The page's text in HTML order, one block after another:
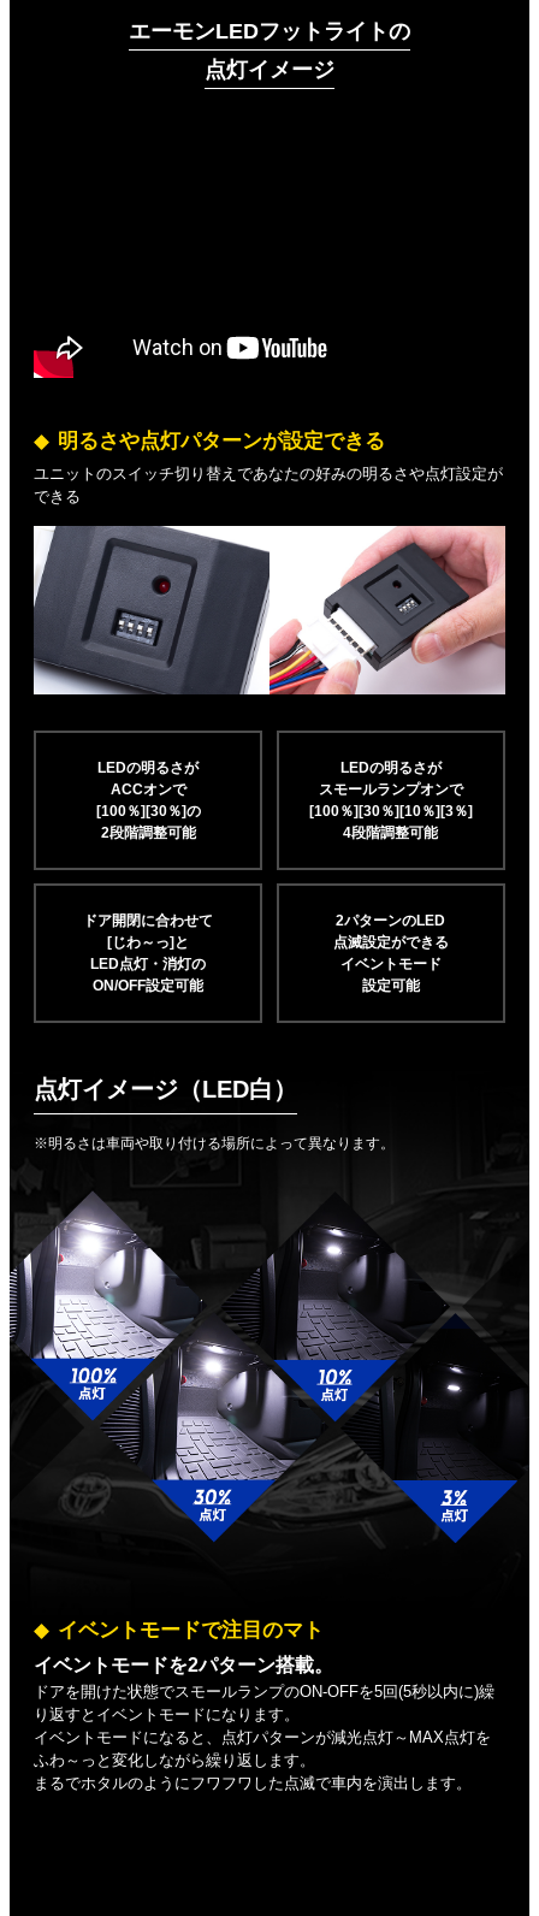
エーモンLEDフットライトの
点灯イメージ
明るさや点灯パターンが設定できる
ユニットのスイッチ切り替えであなたの好みの明るさや点灯設定が
できる
LEDの明るさが
ACCオンで
[100％][30％]の
2段階調整可能
LEDの明るさが
スモールランプオンで
[100％][30％][10％][3％]
4段階調整可能
ドア開閉に合わせて
[じわ～っ]と
LED点灯・消灯の
ON/OFF設定可能
2パターンのLED
点滅設定ができる
イベントモード
設定可能
点灯イメージ（LED白）
※明るさは車両や取り付ける場所によって異なります。
イベントモードで注目のマト
イベントモードを2パターン搭載。
ドアを開けた状態でスモールランプのON-OFFを5回(5秒以内に)繰
り返すとイベントモードになります。
イベントモードになると、点灯パターンが減光点灯～MAX点灯を
ふわ～っと変化しながら繰り返します。
まるでホタルのようにフワフワした点滅で車内を演出します。